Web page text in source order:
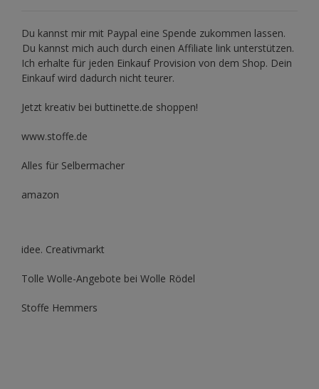
Du kannst mir mit Paypal eine Spende zukommen lassen.
Du kannst mich auch durch einen Affiliate link unterstützen.
Ich erhalte für jeden Einkauf Provision von dem Shop. Dein
Einkauf wird dadurch nicht teurer.
Jetzt kreativ bei buttinette.de shoppen!
www.stoffe.de
Alles für Selbermacher
amazon
idee. Creativmarkt
Tolle Wolle-Angebote bei Wolle Rödel
Stoffe Hemmers